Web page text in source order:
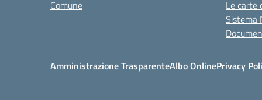
Comune
Le carte
Sistema
Amministrazione TrasparenteAlbo OnlinePrivacy